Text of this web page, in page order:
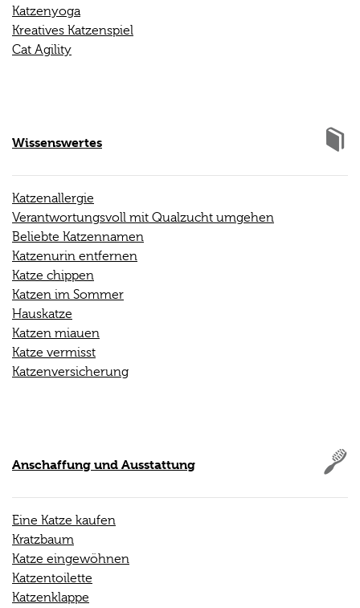
Katzenyoga
Kreatives Katzenspiel
Cat Agility
Wissenswertes
Katzenallergie
Verantwortungsvoll mit Qualzucht umgehen
Beliebte Katzennamen
Katzenurin entfernen
Katze chippen
Katzen im Sommer
Hauskatze
Katzen miauen
Katze vermisst
Katzenversicherung
Anschaffung und Ausstattung
Eine Katze kaufen
Kratzbaum
Katze eingewöhnen
Katzentoilette
Katzenklappe